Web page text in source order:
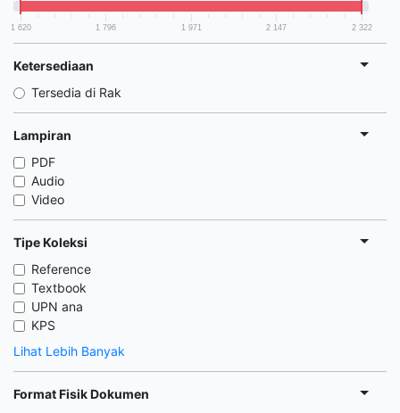
1 620 1 796 1 971 2 147 2 322
Ketersediaan
Tersedia di Rak
Lampiran
PDF
Audio
Video
Tipe Koleksi
Reference
Textbook
UPN ana
KPS
Lihat Lebih Banyak
Format Fisik Dokumen